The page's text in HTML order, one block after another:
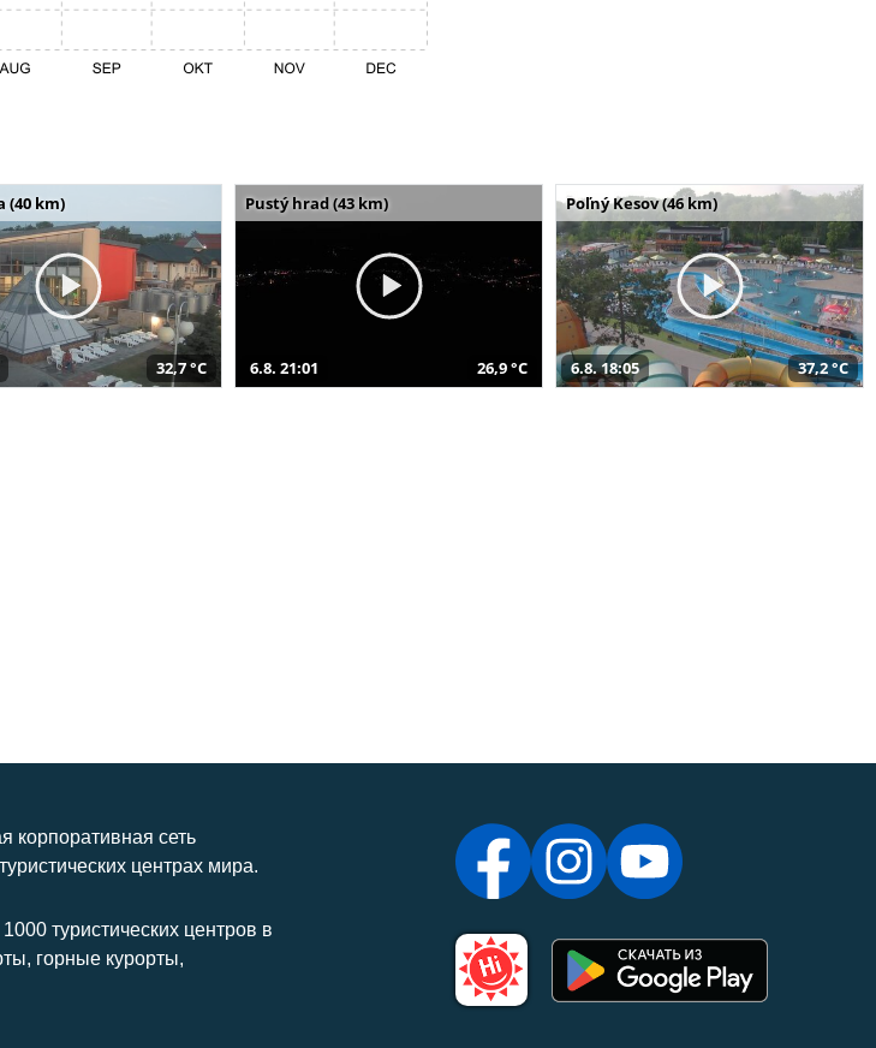
(40 km)
32,7 °C
Pustý hrad (43 km)
6.8. 21:01 26,9 °C
Poľný Kesov (46 km)
6.8. 18:05 37,2 °C
корпоративная сеть
центрах мира.
туристических центров в
горные курорты,